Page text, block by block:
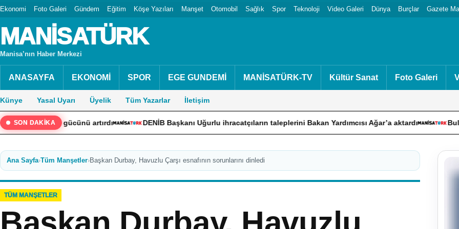
Ekonomi Foto Galeri Gündem Eğitim Köşe Yazıları Manşet Otomobil Sağlık Spor Teknoloji Video Galeri Dünya Burçlar Gazete
MANİSATÜRK
Manisa’nın Haber Merkezi
ANASAYFA EKONOMİ SPOR EGE GUNDEMİ MANİSATÜRK-TV Kültür Sanat Foto Galeri
Künye Yasal Uyarı Üyelik Tüm Yazarlar İletişim
SON DAKİKA
gücünü artırdı DENİB Başkanı Uğurlu ihracatçıların taleplerini Bakan Yardımcısı Ağar’a aktardı Buldan’daki
Ana Sayfa›Tüm Manşetler›Başkan Durbay, Havuzlu Çarşı esnafının sorunlarını dinledi
TÜM MANŞETLER